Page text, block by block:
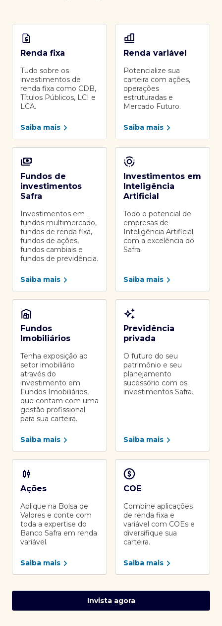
Renda fixa
Tudo sobre os
investimentos de
renda fixa como CDB,
Títulos Públicos, LCI e
LCA.
Saiba mais
Renda variável
Potencialize sua
carteira com ações,
operações
estruturadas e
Mercado Futuro.
Saiba mais
Fundos de
investimentos
Safra
Investimentos em
fundos multimercado,
fundos de renda fixa,
fundos de ações,
fundos cambiais e
fundos de previdência.
Saiba mais
Investimentos em
Inteligência
Artificial
Todo o potencial de
empresas de
Inteligência Artificial
com a excelência do
Safra.
Saiba mais
Fundos
Imobiliários
Tenha exposição ao
setor imobiliário
através do
investimento em
Fundos Imobiliários,
que contam com uma
gestão profissional
para sua carteira.
Saiba mais
Previdência
privada
O futuro do seu
patrimônio e seu
planejamento
sucessório com os
investimentos Safra.
Saiba mais
Ações
Aplique na Bolsa de
Valores e conte com
toda a expertise do
Banco Safra em renda
variável.
Saiba mais
COE
Combine aplicações
de renda fixa e
variável com COEs e
diversifique sua
carteira.
Saiba mais
Invista agora